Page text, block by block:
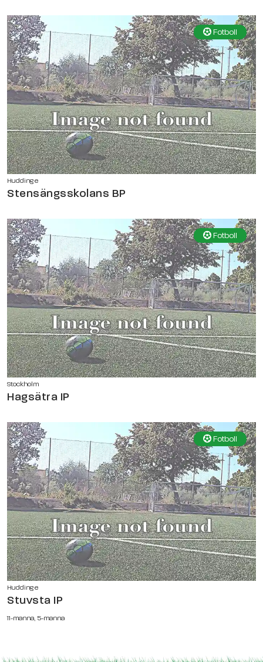
Fotboll
Huddinge
Stensängsskolans BP
Fotboll
Stockholm
Hagsätra IP
Fotboll
Huddinge
Stuvsta IP
11-manna, 5-manna